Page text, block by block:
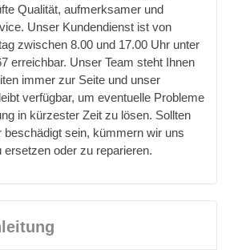
Qualität, aufmerksamer und
Unser Kundendienst ist von
zwischen 8.00 und 17.00 Uhr unter
erreichbar. Unser Team steht Ihnen
immer zur Seite und unser
verfügbar, um eventuelle Probleme
in kürzester Zeit zu lösen. Sollten
beschädigt sein, kümmern wir uns
ersetzen oder zu reparieren.